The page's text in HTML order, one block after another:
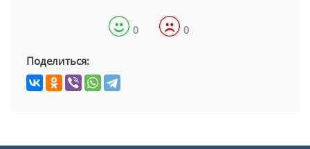
0 0
Поделиться: